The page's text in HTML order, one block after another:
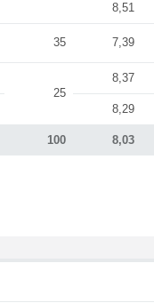
100 8,03
8,51
35 7,39
25
8,37
8,29